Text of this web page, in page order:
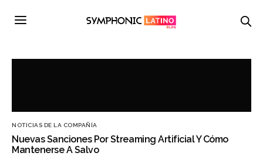
NOTICIAS DE LA COMPAÑÍA
Nuevas Sanciones Por Streaming Artificial Y Cómo
Mantenerse A Salvo